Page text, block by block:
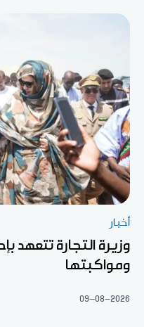
أخبار
وزيرة التجارة تتعهد
ومواكبتها
09-08-2026